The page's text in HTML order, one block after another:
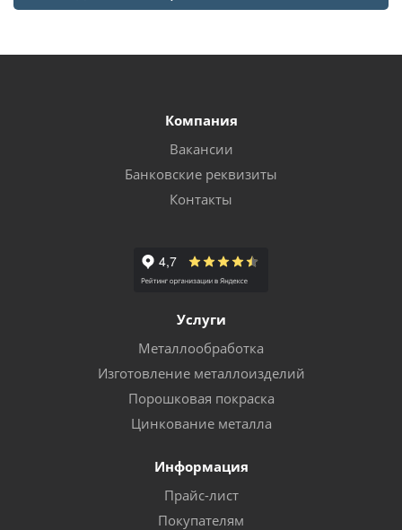
Компания
Вакансии
Банковские реквизиты
Контакты
Услуги
Металлообработка
Изготовление металлоизделий
Порошковая покраска
Цинкование металла
Информация
Прайс-лист
Покупателям